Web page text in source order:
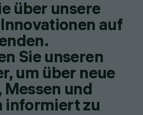
über unsere
auf
Sie unseren
um über neue
und
informiert zu